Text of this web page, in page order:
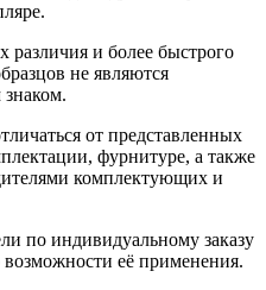
и более быстрого
не являются
от представленных
фурнитуре, а также
комплектующих и
по индивидуальному заказу
её применения.